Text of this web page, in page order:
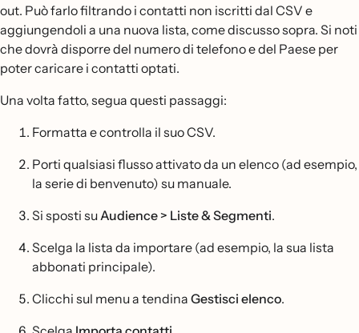
out. Può farlo filtrando i contatti non iscritti dal CSV e
aggiungendoli a una nuova lista, come discusso sopra. Si noti
che dovrà disporre del numero di telefono e del Paese per
poter caricare i contatti optati.
Una volta fatto, segua questi passaggi:
Formatta e controlla il suo CSV.
Porti qualsiasi flusso attivato da un elenco (ad esempio,
la serie di benvenuto) su manuale.
Si sposti suAudience > Liste & Segmenti.
Scelga la lista da importare (ad esempio, la sua lista
abbonati principale).
Clicchi sul menu a tendina Gestisci elenco.